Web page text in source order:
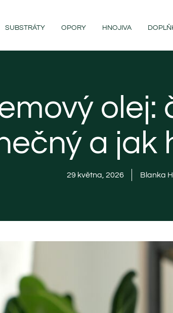
SUBSTRÁTY OPORY HNOJIVA
olej:
a jak
29 května, 2026 Blanka